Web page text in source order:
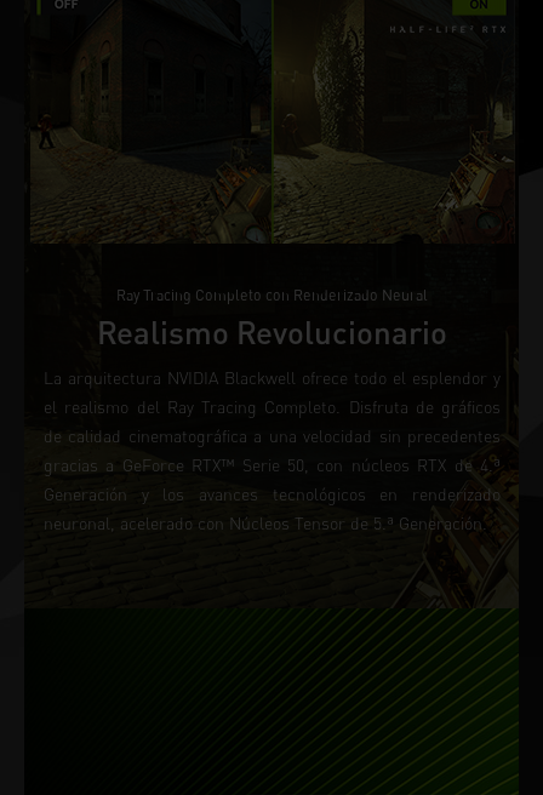
Ray Tracing Completo con Renderizado Neural
Realismo Revolucionario
La arquitectura NVIDIA Blackwell ofrece todo el esplendor y
el realismo del Ray Tracing Completo. Disfruta de gráficos
de calidad cinematográfica a una velocidad sin precedentes
gracias a GeForce RTX™ Serie 50, con núcleos RTX de 4.ª
Generación y los avances tecnológicos en renderizado
neuronal, acelerado con Núcleos Tensor de 5.ª Generación.